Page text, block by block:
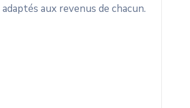
aux revenus de chacun.